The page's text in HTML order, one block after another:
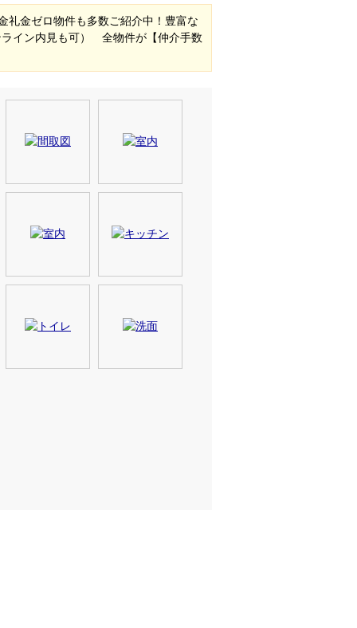
礼金ゼロ物件も多数ご紹介中！豊富な
ライン内見も可） 全物件が【仲介手数